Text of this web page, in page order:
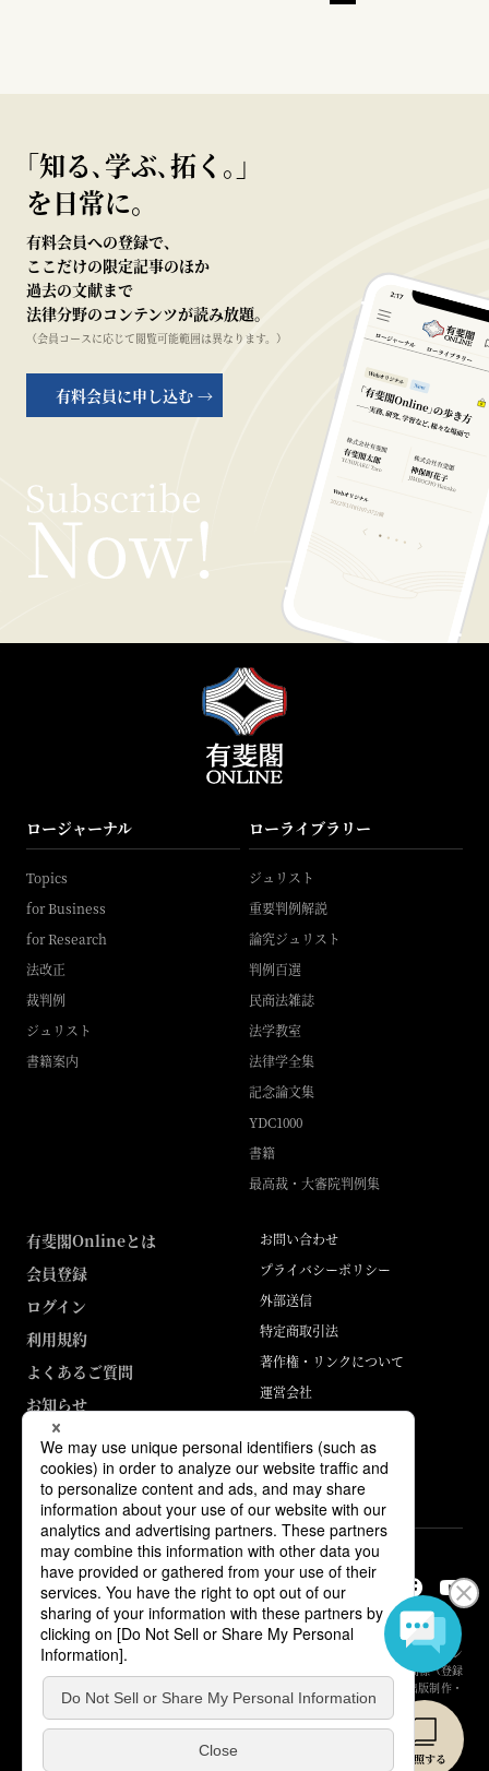
｢知る､学ぶ､拓く｡｣
を日常に。
有料会員への登録で、
ここだけの限定記事のほか
過去の文献まで
法律分野のコンテンツが読み放題。
（会員コースに応じて閲覧可能範囲は異なります。）
有料会員に申し込む →
ロージャーナル
Topics
for Business
for Research
法改正
裁判例
ジュリスト
書籍案内
ローライブラリー
ジュリスト
重要判例解説
論究ジュリスト
判例百選
民商法雑誌
法学教室
法律学全集
記念論文集
YDC1000
書籍
最高裁・大審院判例集
有斐閣Onlineとは
会員登録
ログイン
利用規約
よくあるご質問
お知らせ
お問い合わせ
プライバシーポリシー
外部送信
特定商取引法
著作権・リンクについて
運営会社
ABJマークは、この電子書店・電子書籍配信サービスが、著作権者からコン
テンツ使用許諾を得た正規版配信サービスであることを示す登録商標（登録
番号 第6091713号）です。詳しくは［ABJマーク］または［電子出版制作・
流通協議会］で検索してください。
© Yuhikaku Publishing Co., Ltd.